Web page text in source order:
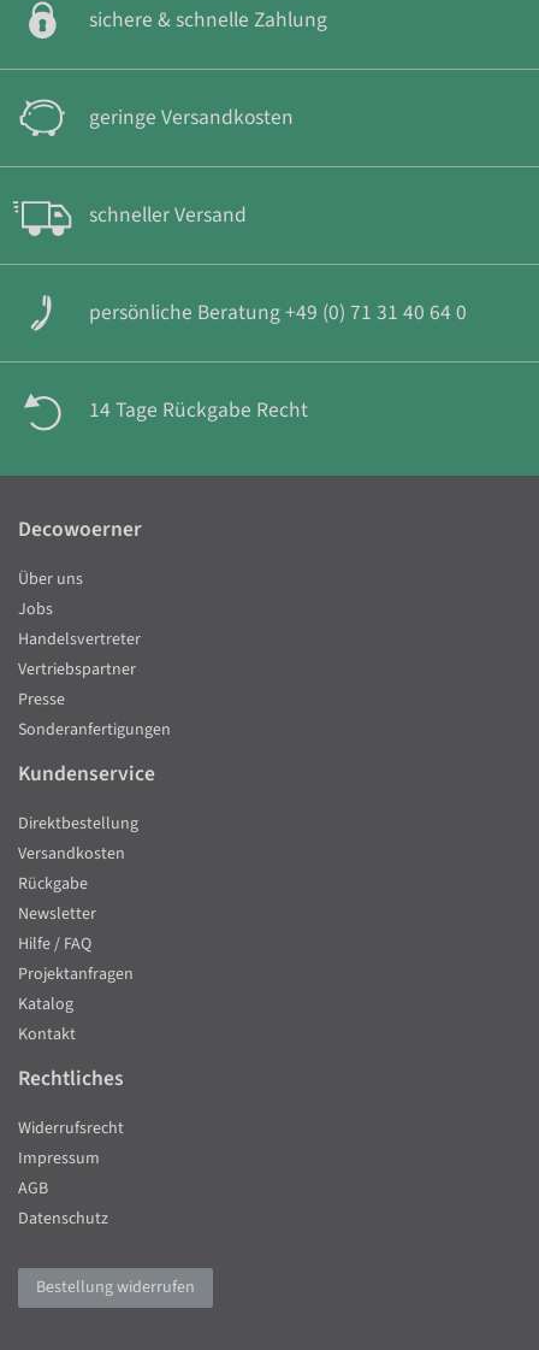
sichere & schnelle Zahlung
geringe Versandkosten
schneller Versand
persönliche Beratung +49 (0) 71 31 40 64 0
14 Tage Rückgabe Recht
Decowoerner
Über uns
Jobs
Handelsvertreter
Vertriebspartner
Presse
Sonderanfertigungen
Kundenservice
Direktbestellung
Versandkosten
Rückgabe
Newsletter
Hilfe / FAQ
Projektanfragen
Katalog
Kontakt
Rechtliches
Widerrufsrecht
Impressum
AGB
Datenschutz
Bestellung widerrufen